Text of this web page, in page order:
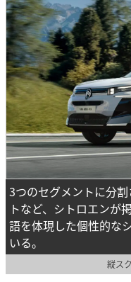
3つのセグメントに分
トなど、シトロエンが
語を体現した個性的な
いる。
縦ス